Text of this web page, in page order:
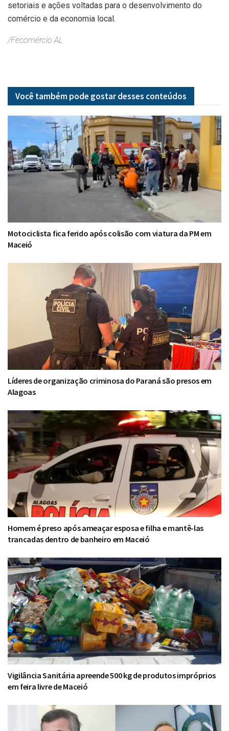
setoriais e ações voltadas para o desenvolvimento do
comércio e da economia local.
/Fecomércio AL
Você também pode gostar desses conteúdos
Motociclista fica ferido após colisão com viatura da PM em
Maceió
Líderes de organização criminosa do Paraná são presos em
Alagoas
Homem é preso após ameaçar esposa e filha e mantê-las
trancadas dentro de banheiro em Maceió
Vigilância Sanitária apreende 500 kg de produtos impróprios
em feira livre de Maceió